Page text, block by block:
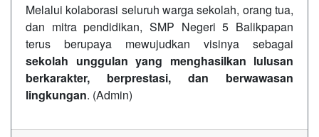
Melalui kolaborasi seluruh warga sekolah, orang tua,
dan mitra pendidikan, SMP Negeri 5 Balikpapan
terus berupaya mewujudkan visinya sebagai
sekolah unggulan yang menghasilkan lulusan
berkarakter, berprestasi, dan berwawasan
lingkungan. (Admin)